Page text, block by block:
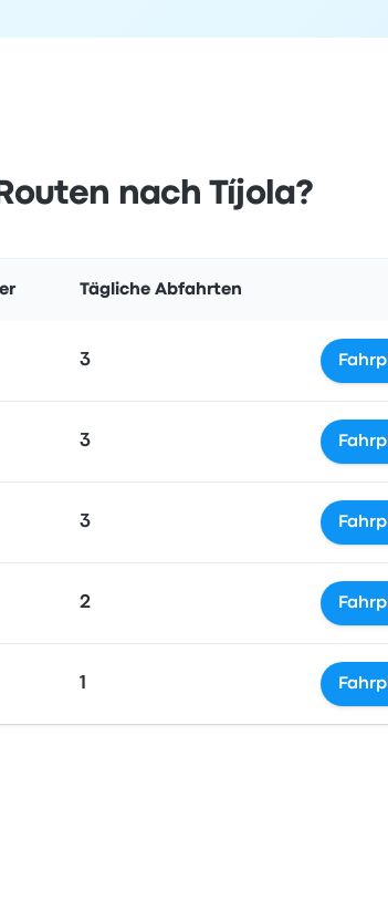
nach Tíjola?
Tägliche Abfahrten
3
3
3
2
1